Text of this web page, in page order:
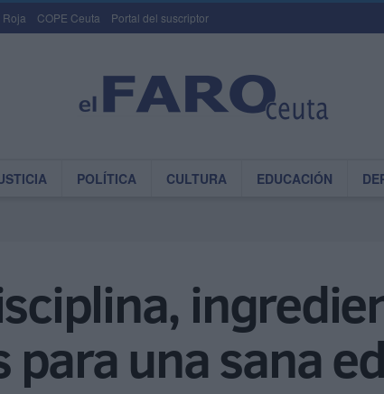
Roja COPE Ceuta Portal del suscriptor
POLÍTICA CULTURA EDUCACIÓN
una sana